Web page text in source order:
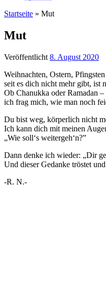
Startseite » Mut
Mut
Veröffentlicht 8. August 2020
Weihnachten, Ostern,
seit es dich nicht mehr gibt, ist
Ob Chanukka oder Ramadan –
ich frag mich, wie man noch
Du bist weg, körperlich nicht
Ich kann dich mit meinen
„Wie soll‘s weitergeh‘n?”
Dann denke ich wieder: „Dir
Und dieser Gedanke tröstet
-R. N.-